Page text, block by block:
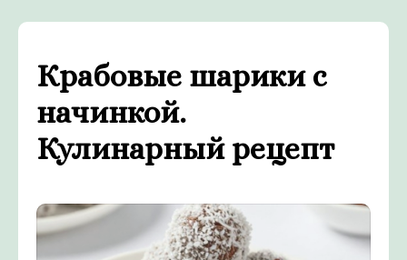
Крабовые шарики с
начинкой.
Кулинарный рецепт